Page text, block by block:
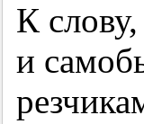
К
и